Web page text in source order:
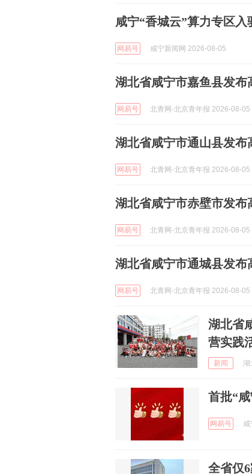
咸宁“香城云”算力专区入
网易号 咸宁新闻网 2026-08-05
湖北省咸宁市嘉鱼县发布
网易号 北青网-北京青年报 2026-08-05
湖北省咸宁市通山县发布
网易号 北青网-北京青年报 2026-08-05
湖北省咸宁市赤壁市发布
网易号 北青网-北京青年报 2026-08-05
湖北省咸宁市通城县发布
网易号 北青网-北京青年报 2026-08-05
湖北省
营实践
新闻 湖
首批“
网易号
全省仅